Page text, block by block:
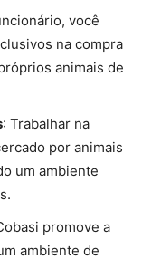
você
na compra
animais de
: Trabalhar na
por animais
um ambiente
promove a
ambiente de